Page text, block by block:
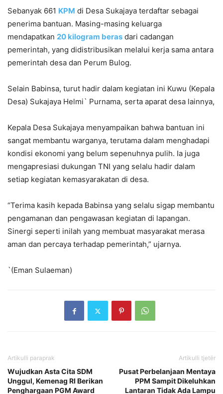
Sebanyak 661 KPM di Desa Sukajaya terdaftar sebagai
penerima bantuan. Masing-masing keluarga
mendapatkan 20 kilogram beras dari cadangan
pemerintah, yang didistribusikan melalui kerja sama antara
pemerintah desa dan Perum Bulog.
Selain Babinsa, turut hadir dalam kegiatan ini Kuwu (Kepala
Desa) Sukajaya Helmi` Purnama, serta aparat desa lainnya,
Kepala Desa Sukajaya menyampaikan bahwa bantuan ini
sangat membantu warganya, terutama dalam menghadapi
kondisi ekonomi yang belum sepenuhnya pulih. Ia juga
mengapresiasi dukungan TNI yang selalu hadir dalam
setiap kegiatan kemasyarakatan di desa.
“Terima kasih kepada Babinsa yang selalu sigap membantu
pengamanan dan pengawasan kegiatan di lapangan.
Sinergi seperti inilah yang membuat masyarakat merasa
aman dan percaya terhadap pemerintah,” ujarnya.
`(Eman Sulaeman)
Artikulli paraprak
Wujudkan Asta Cita SDM
Unggul, Kemenag RI Berikan
Penghargaan PGM Award
Artikulli tjetër
Pusat Perbelanjaan Mentaya
PPM Sampit Dikeluhkan
Lantaran Tidak Ada Lampu